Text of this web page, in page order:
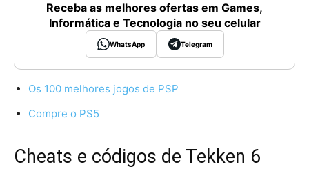
Receba as melhores ofertas em Games,
Informática e Tecnologia no seu celular
WhatsApp Telegram
Os 100 melhores jogos de PSP
Compre o PS5
Cheats e códigos de Tekken 6